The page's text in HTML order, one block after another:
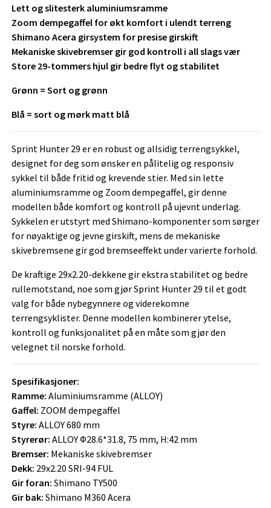
Lett og slitesterk aluminiumsramme
Zoom dempegaffel for økt komfort i ulendt terreng
Shimano Acera girsystem for presise girskift
Mekaniske skivebremser gir god kontroll i all slags vær
Store 29-tommers hjul gir bedre flyt og stabilitet
Grønn = Sort og grønn
Blå = sort og mørk matt blå
Sprint Hunter 29 er en robust og allsidig terrengsykkel,
designet for deg som ønsker en pålitelig og responsiv
sykkel til både fritid og krevende stier. Med sin lette
aluminiumsramme og Zoom dempegaffel, gir denne
modellen både komfort og kontroll på ujevnt underlag.
Sykkelen er utstyrt med Shimano-komponenter som sørger
for nøyaktige og jevne girskift, mens de mekaniske
skivebremsene gir god bremseeffekt under varierte forhold.
De kraftige 29x2.20-dekkene gir ekstra stabilitet og bedre
rullemotstand, noe som gjør Sprint Hunter 29 til et godt
valg for både nybegynnere og viderekomne
terrengsyklister. Denne modellen kombinerer ytelse,
kontroll og funksjonalitet på en måte som gjør den
velegnet til norske forhold.
Spesifikasjoner:
Ramme: Aluminiumsramme (ALLOY)
Gaffel: ZOOM dempegaffel
Styre: ALLOY 680 mm
Styrerør: ALLOY Φ28.6*31.8, 75 mm, H:42 mm
Bremser: Mekaniske skivebremser
Dekk: 29x2.20 SRI-94 FUL
Gir foran: Shimano TY500
Gir bak: Shimano M360 Acera